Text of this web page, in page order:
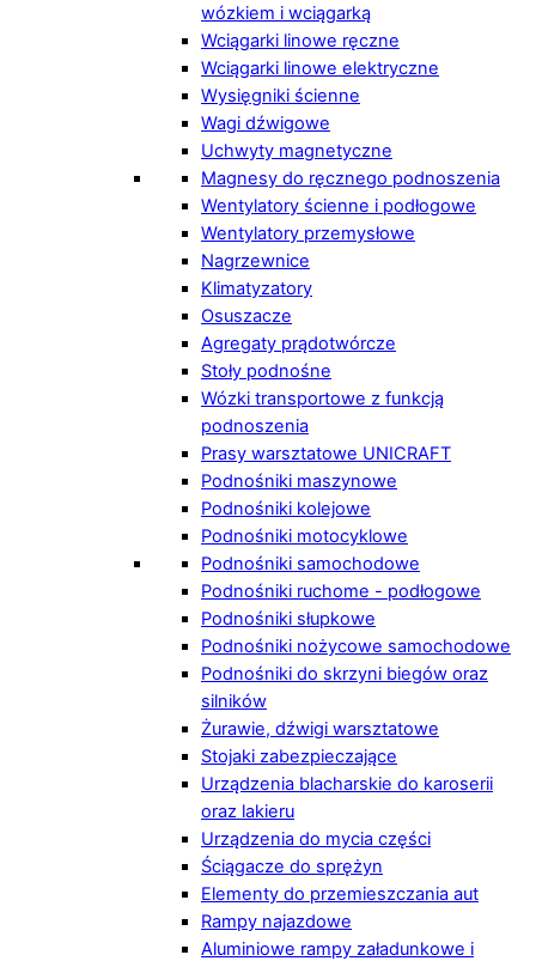
wózkiem i wciągarką
Wciągarki linowe ręczne
Wciągarki linowe elektryczne
Wysięgniki ścienne
Wagi dźwigowe
Uchwyty magnetyczne
Magnesy do ręcznego podnoszenia
Wentylatory ścienne i podłogowe
Wentylatory przemysłowe
Nagrzewnice
Klimatyzatory
Osuszacze
Agregaty prądotwórcze
Stoły podnośne
Wózki transportowe z funkcją
podnoszenia
Prasy warsztatowe UNICRAFT
Podnośniki maszynowe
Podnośniki kolejowe
Podnośniki motocyklowe
Podnośniki samochodowe
Podnośniki ruchome - podłogowe
Podnośniki słupkowe
Podnośniki nożycowe samochodowe
Podnośniki do skrzyni biegów oraz
silników
Żurawie, dźwigi warsztatowe
Stojaki zabezpieczające
Urządzenia blacharskie do karoserii
oraz lakieru
Urządzenia do mycia części
Ściągacze do sprężyn
Elementy do przemieszczania aut
Rampy najazdowe
Aluminiowe rampy załadunkowe i